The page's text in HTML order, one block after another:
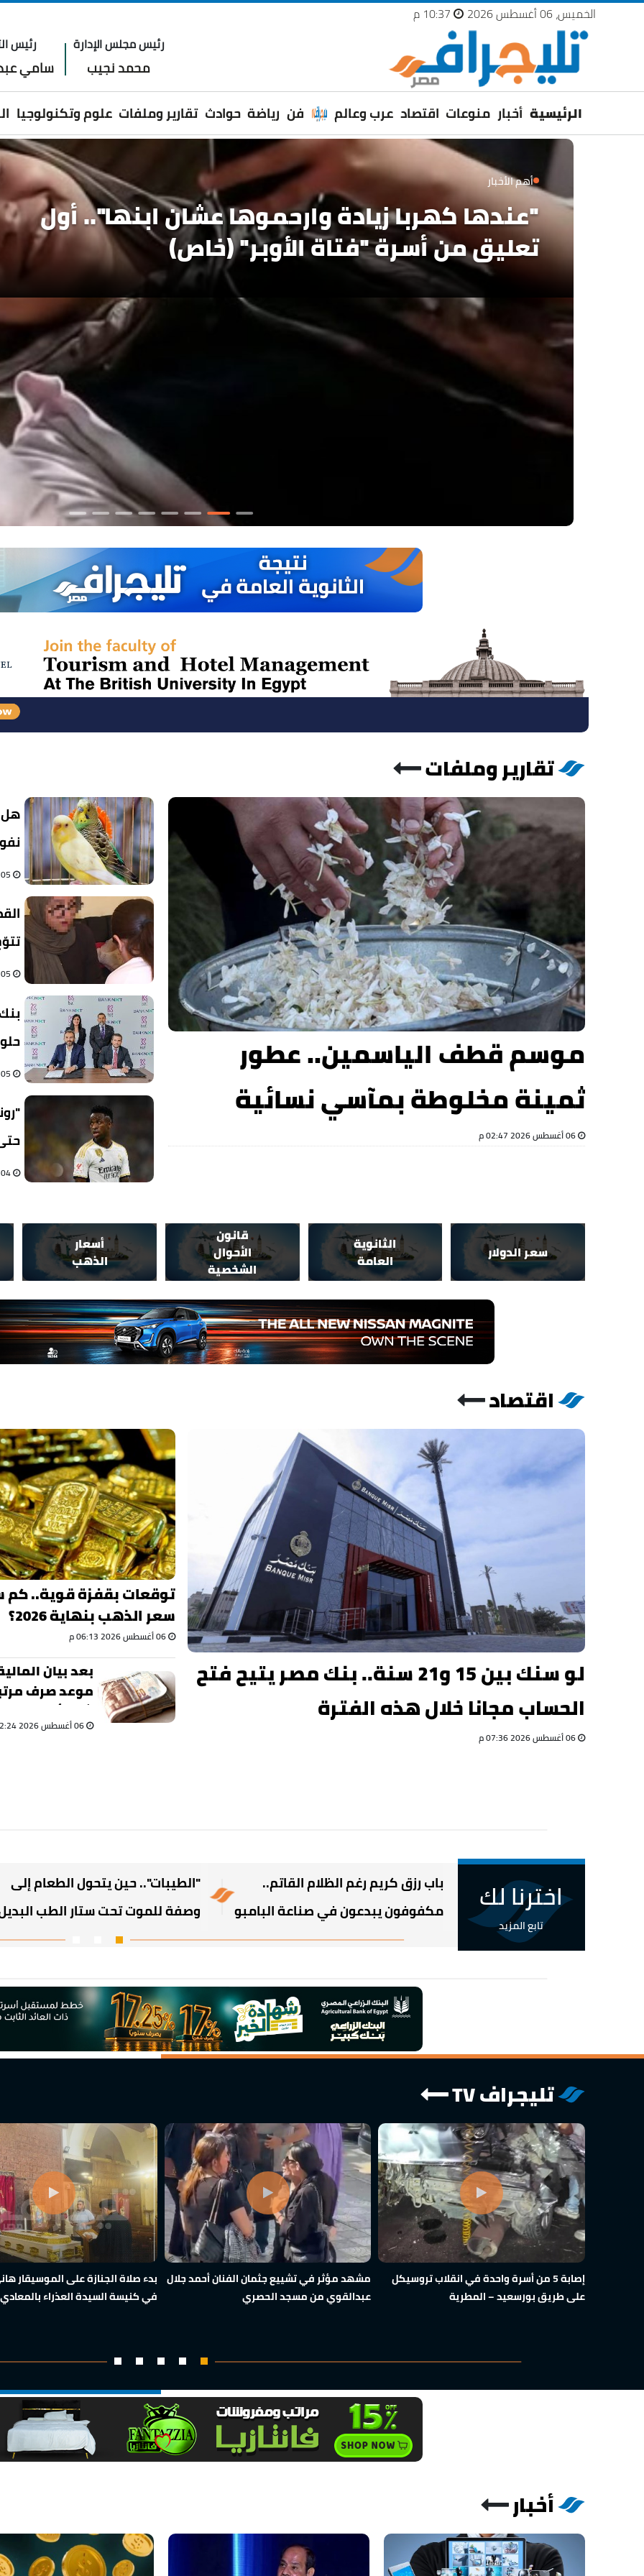
الخميس، 06 أغسطس 2026
رئيس مجلس الإدارة
محمد نجيب
رئيس
سامي
الرئيسية أخبار منوعات اقتصاد عرب وعالم فن رياضة حوادث تقارير وملفات علوم وتكنولوجيا
أهم الأخبار
عمرو دياب يدخل "جينيس" بعد تصدره قائمة
بيلبورد عربية لـ68 أسبوعا
تقارير وملفات
موسم قطف الياسمين.. عطور
ثمينة مخلوطة بمآسي نسائية
06 أغسطس 2026 02:47 م
هل
05 أغسطس 2026 07:26 م
تتوّج
05 أغسطس 2026 05:40 م
05 أغسطس 2026 02:10 م
04 أغسطس 2026 11:40 م
سعر الدولار
الثانوية
العامة
قانون
الأحوال
الشخصية
أسعار
الذهب
اقتصاد
لو سنك بين 15 و21 سنة.. بنك مصر يتيح فتح
الحساب مجانا خلال هذه الفترة
06 أغسطس 2026 07:36 م
توقعات بقفزة قوية.. كم
سعر الذهب بنهاية 2026؟
06 أغسطس 2026 06:13 م
بعد بيان
موعد صرف
بالزيادة
06 أغسطس 2026 02:24 م
اخترنا لك
تابع المزيد
باب رزق كريم رغم الظلام القاتم..
مكفوفون يبدعون في صناعة البامبو
بإتقان ودقة مذهلة
"الطيبات".. حين يتحول الطعام إلى
وصفة للموت تحت ستار الطب
تليجراف TV
إصابة 5 من أسرة واحدة في انقلاب تروسيكل
على طريق بورسعيد – المطرية
مشهد مؤثر في تشييع جثمان الفنان أحمد جلال
عبدالقوي من مسجد الحصري
بدء صلاة الجنازة على الموسيقار
في كنيسة السيدة العذراء بالمعادي
أخبار